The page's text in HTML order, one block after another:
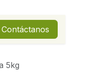
Contáctanos
5kg